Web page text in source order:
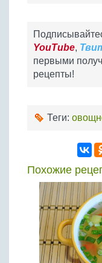
YouTube,
первыми
рецепты!
Теги:
Похожие